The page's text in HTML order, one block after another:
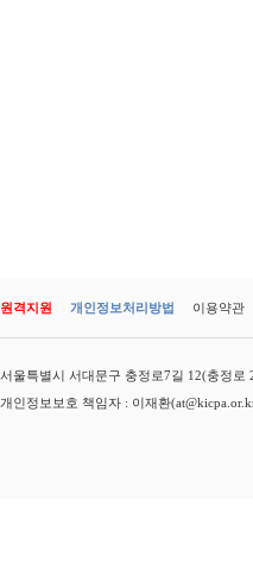
원격지원 개인정보처리방법 이용약관
서울특별시 서대문구 충정로7길 12(충정
개인정보보호 책임자 : 이재환